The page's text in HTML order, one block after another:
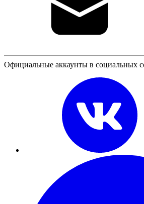
Официальные аккаунты в социальных